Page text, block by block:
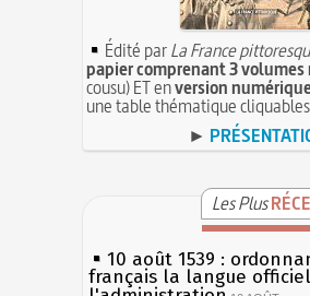
Édité parLa France
papier comprenant 3 volumes
cousu) ET enversion
une table thématique
►
Les Plus
10 août 1539 :
français la langue